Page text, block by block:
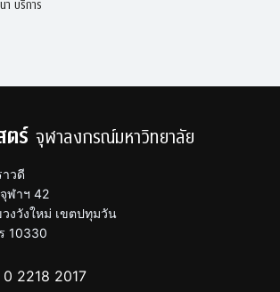
า บริการ
ตร์ จุฬาลงกรณ์มหาวิทยาลัย
าวดี
ฬาฯ 42
งวังใหม่ เขตปทุมวัน
10330
2218 2017